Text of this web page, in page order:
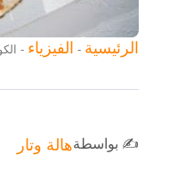
الرئيسية - الفيزياء -
✍️ بواسطةهالة وتار